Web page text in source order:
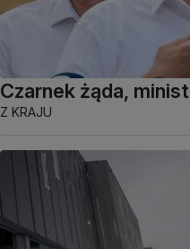
Czarnek żąda,
Z KRAJU